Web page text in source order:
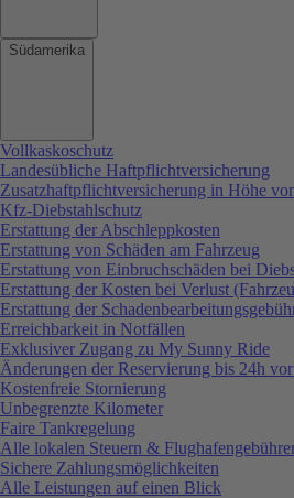
Südamerika
Vollkaskoschutz
Landesübliche Haftpflichtversicherung
Zusatzhaftpflichtversicherung in Höhe
Kfz-Diebstahlschutz
Erstattung der Abschleppkosten
Erstattung von Schäden am Fahrzeug
Erstattung von Einbruchschäden bei
Erstattung der Kosten bei Verlust
Erstattung der
Erreichbarkeit in Notfällen
Exklusiver Zugang zu My Sunny Ride
Änderungen der Reservierung bis 24h
Kostenfreie Stornierung
Unbegrenzte Kilometer
Faire Tankregelung
Alle lokalen Steuern &
Sichere Zahlungsmöglichkeiten
Alle Leistungen auf einen Blick